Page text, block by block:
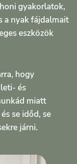
gyakorlatok,
a nyak fájdalmait
eszközök
hogy
és
miatt
se időd, se
járni.